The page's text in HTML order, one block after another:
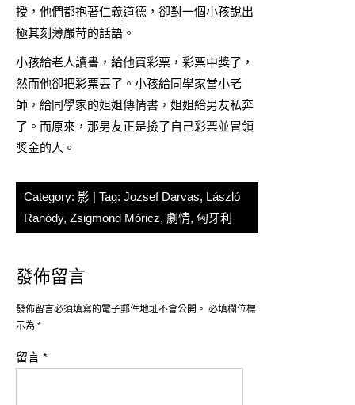
授，他們都抱著仁義道德，卻對一個小孩說出
極其刻薄嚴苛的話語。
小孩給老人讀書，給他買彩票，彩票中獎了，
然而他卻把彩票丟了。小孩給同學家當小老
師，給同學家的姐姐傳情書，姐姐給男友私奔
了。而原來，那男友正是撿了自己彩票並冒領
獎金的人。
Category: 影 | Tag: Jozsef Darvas, László
Ranódy, Zsigmond Móricz, 劇情, 匈牙利
發佈留言
發佈留言必須填寫的電子郵件地址不會公開。 必填欄位標
示為 *
留言 *